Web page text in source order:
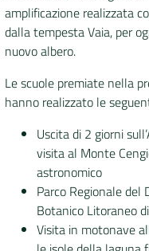
amplificazione realizzata
dalla tempesta Vaia, per
nuovo albero.
Le scuole premiate nella
hanno realizzato le
Uscita di 2 giorni
visita al Monte
astronomico
Parco Regionale del
Botanico Litoraneo
Visita in motonave